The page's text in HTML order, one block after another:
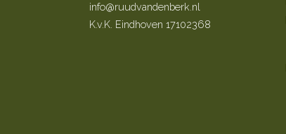
info@ruudvandenberk.nl
K.v.K. Eindhoven 17102368